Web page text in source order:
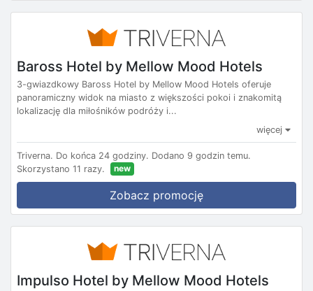
Baross Hotel by Mellow Mood Hotels
3-gwiazdkowy Baross Hotel by Mellow Mood Hotels oferuje
panoramiczny widok na miasto z większości pokoi i znakomitą
lokalizację dla miłośników podróży i...
więcej
Triverna. Do końca 24 godziny. Dodano 9 godzin temu.
Skorzystano 11 razy.
new
Zobacz promocję
Impulso Hotel by Mellow Mood Hotels